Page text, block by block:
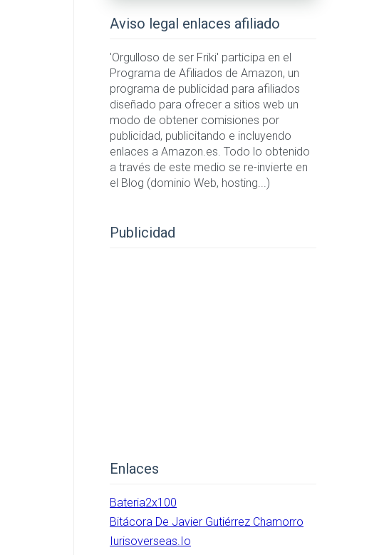
Aviso legal enlaces afiliado
'Orgulloso de ser Friki' participa en el
Programa de Afiliados de Amazon, un
programa de publicidad para afiliados
diseñado para ofrecer a sitios web un
modo de obtener comisiones por
publicidad, publicitando e incluyendo
enlaces a Amazon.es. Todo lo obtenido
a través de este medio se re-invierte en
el Blog (dominio Web, hosting...)
Publicidad
Enlaces
Bateria2x100
Bitácora De Javier Gutiérrez Chamorro
Iurisoverseas.io